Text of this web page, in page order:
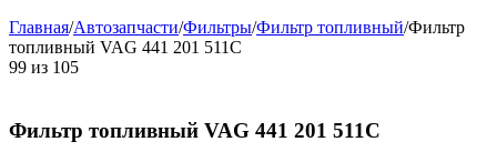
Главная/Автозапчасти/Фильтры/Фильтр топливный/Фильтр
топливный VAG 441 201 511C
99 из 105
Фильтр топливный VAG 441 201 511C